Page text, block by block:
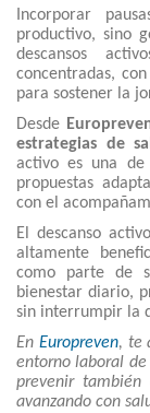
Incorporar
productivo, sino
descansos
concentradas,
para sostener la
Desde
estrategias de
activo es una de
propuestas
con el
El descanso
altamente
como parte de
bienestar diario,
sin interrumpir la
En Europreven, te
entorno laboral
prevenir también
avanzando con